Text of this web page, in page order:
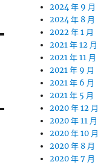
2024 年 9 月
2024 年 8 月
2022 年 1 月
2021 年 12 月
2021 年 11 月
2021 年 9 月
2021 年 6 月
2021 年 5 月
2020 年 12 月
2020 年 11 月
2020 年 10 月
2020 年 8 月
2020 年 7 月